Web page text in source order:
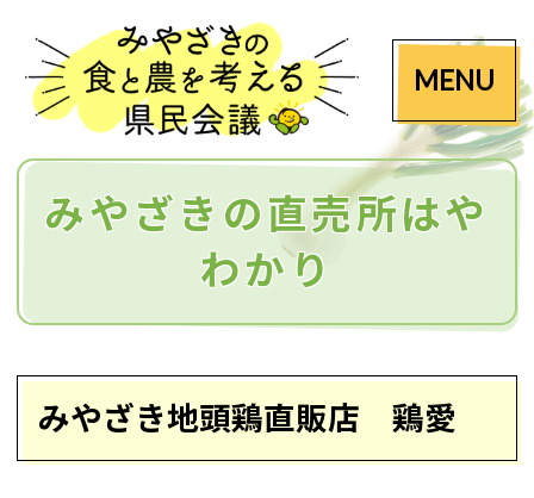
MENU
みやざきの直売所はや
わかり
みやざき地頭鶏直販店 鶏愛